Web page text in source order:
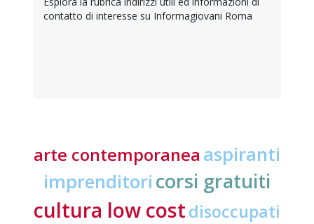
contatto di interesse su Informagiovani Roma
arte contemporanea aspiranti
imprenditori corsi gratuiti
cultura low costdisoccupati